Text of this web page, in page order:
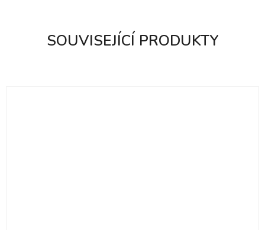
SOUVISEJÍCÍ PRODUKTY